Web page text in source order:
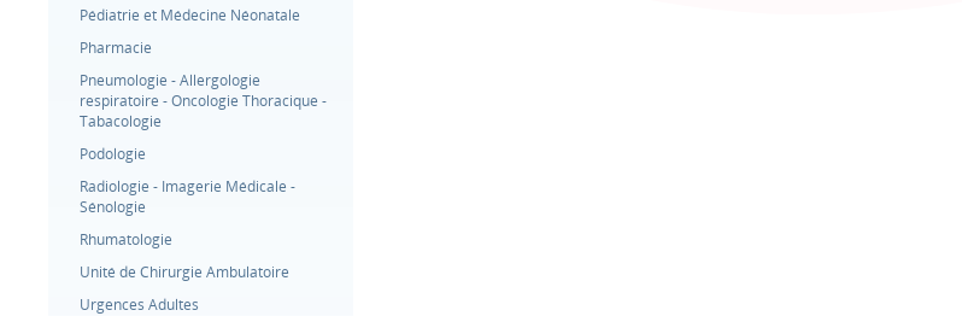
Pédiatrie et Médecine Néonatale
Pharmacie
Pneumologie - Allergologie
respiratoire - Oncologie Thoracique -
Tabacologie
Podologie
Radiologie - Imagerie Médicale -
Sénologie
Rhumatologie
Unité de Chirurgie Ambulatoire
Urgences Adultes